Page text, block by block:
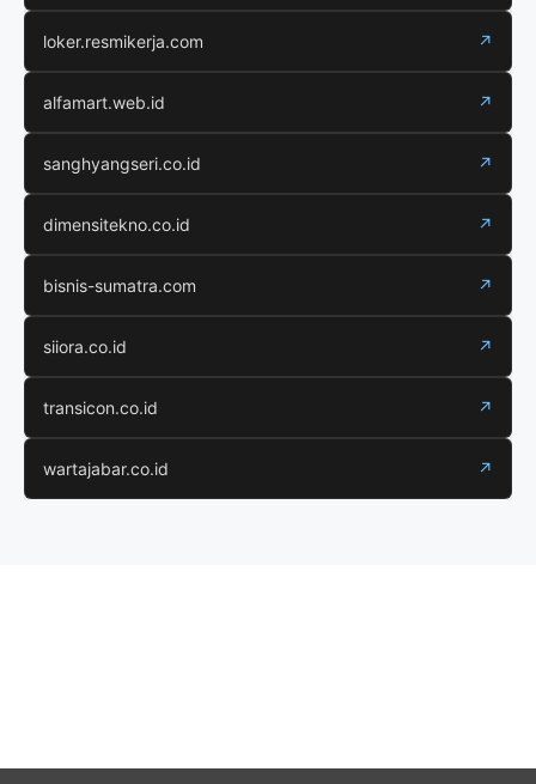
loker.resmikerja.com ↗
alfamart.web.id ↗
sanghyangseri.co.id ↗
dimensitekno.co.id ↗
bisnis-sumatra.com ↗
siiora.co.id ↗
transicon.co.id ↗
wartajabar.co.id ↗